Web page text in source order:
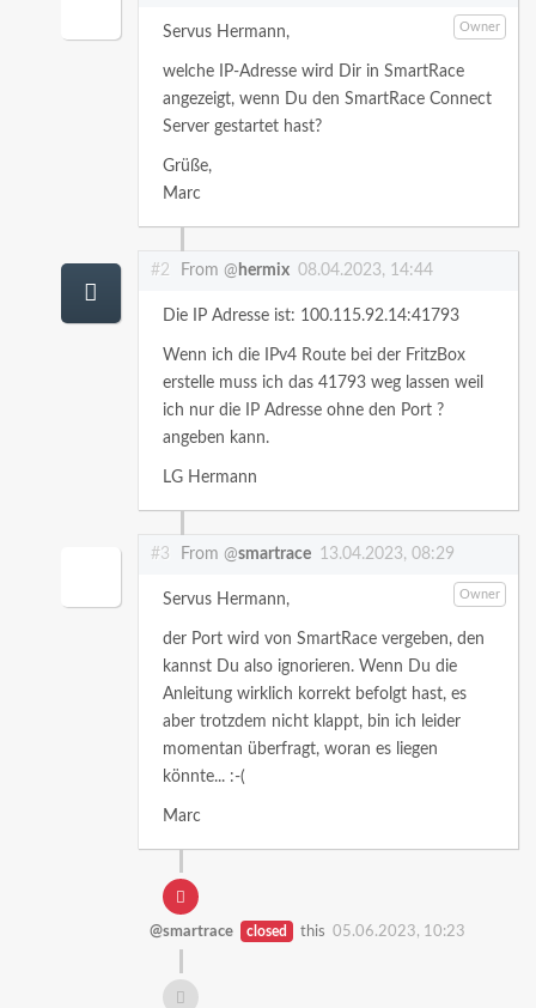
Owner
Servus Hermann,
welche IP-Adresse wird Dir in SmartRace
angezeigt, wenn Du den SmartRace Connect
Server gestartet hast?
Grüße,
Marc
#2 From @ hermix 08.04.2023, 14:44
Die IP Adresse ist: 100.115.92.14:41793
Wenn ich die IPv4 Route bei der FritzBox
erstelle muss ich das 41793 weg lassen weil
ich nur die IP Adresse ohne den Port ?
angeben kann.
LG Hermann
#3 From @smartrace 13.04.2023, 08:29
Owner
Servus Hermann,
der Port wird von SmartRace vergeben, den
kannst Du also ignorieren. Wenn Du die
Anleitung wirklich korrekt befolgt hast, es
aber trotzdem nicht klappt, bin ich leider
momentan überfragt, woran es liegen
könnte... :-(
Marc
@smartrace closed this 05.06.2023, 10:23